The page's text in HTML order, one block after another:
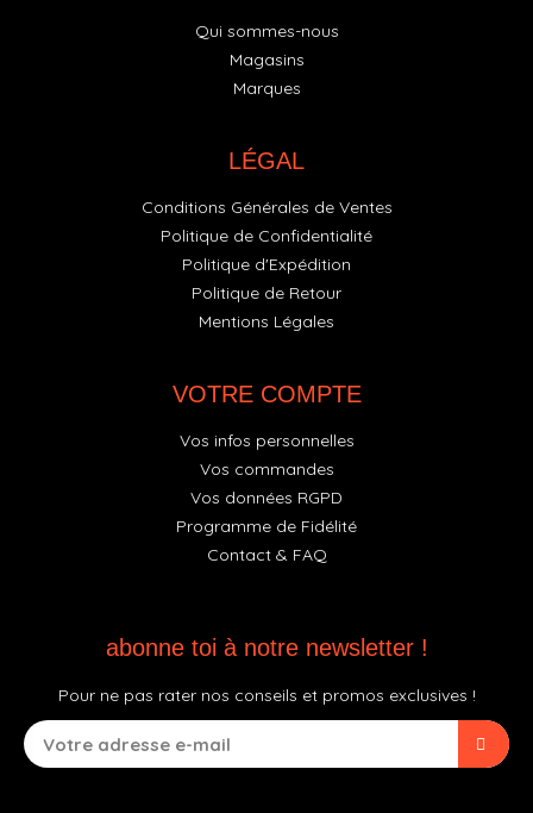
Qui sommes-nous
Magasins
Marques
LÉGAL
Conditions Générales de Ventes
Politique de Confidentialité
Politique d'Expédition
Politique de Retour
Mentions Légales
VOTRE COMPTE
Vos infos personnelles
Vos commandes
Vos données RGPD
Programme de Fidélité
Contact & FAQ
abonne toi à notre newsletter !
Pour ne pas rater nos conseils et promos exclusives !